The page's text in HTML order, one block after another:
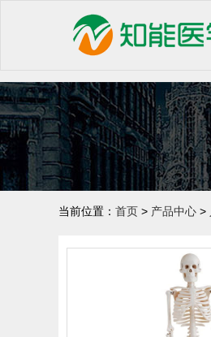
当前位置： 首页 > 产品中心 >